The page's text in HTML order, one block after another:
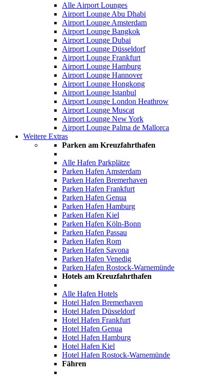
Alle Airport Lounges
Airport Lounge Abu Dhabi
Airport Lounge Amsterdam
Airport Lounge Bangkok
Airport Lounge Dubai
Airport Lounge Düsseldorf
Airport Lounge Frankfurt
Airport Lounge Hamburg
Airport Lounge Hannover
Airport Lounge Hongkong
Airport Lounge Istanbul
Airport Lounge London Heathrow
Airport Lounge Muscat
Airport Lounge New York
Airport Lounge Palma de Mallorca
Weitere Extras
Parken am Kreuzfahrthafen
Alle Hafen Parkplätze
Parken Hafen Amsterdam
Parken Hafen Bremerhaven
Parken Hafen Frankfurt
Parken Hafen Genua
Parken Hafen Hamburg
Parken Hafen Kiel
Parken Hafen Köln-Bonn
Parken Hafen Passau
Parken Hafen Rom
Parken Hafen Savona
Parken Hafen Venedig
Parken Hafen Rostock-Warnemünde
Hotels am Kreuzfahrthafen
Alle Hafen Hotels
Hotel Hafen Bremerhaven
Hotel Hafen Düsseldorf
Hotel Hafen Frankfurt
Hotel Hafen Genua
Hotel Hafen Hamburg
Hotel Hafen Kiel
Hotel Hafen Rostock-Warnemünde
Fähren